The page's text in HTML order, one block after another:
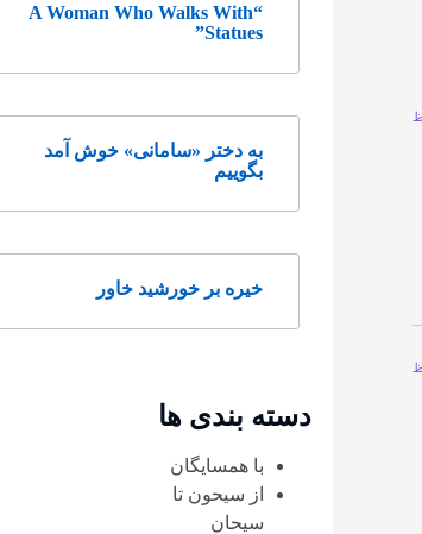
“A Woman Who Walks With
Statues”
به دختر «سامانی» خوش آمد
بگوییم
خیره بر خورشید خاور
دسته بندی ها
با همسایگان
از سیحون تا
سیحان